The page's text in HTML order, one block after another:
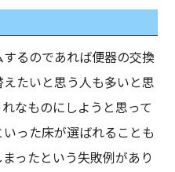
るのであれば便器の交換
たいと思う人も多いと思
なものにしようと思って
った床が選ばれることも
ったという失敗例があり